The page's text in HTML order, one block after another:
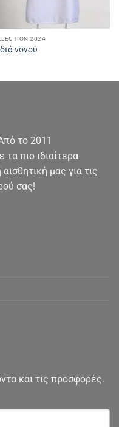
2024
νονού
το 2011
πιο ιδιαίτερα
μας για τις
σας!
και τις προσφορές.